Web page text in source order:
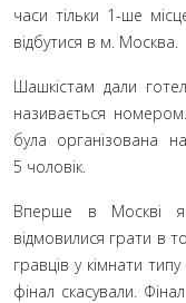
часи тільки 1-ше
відбутися в м. Москва.
Шашкістам дали
називається
була організована
5 чоловік.
Вперше в Москві я
відмовилися грати в
гравців у кімнати
фінал скасували.